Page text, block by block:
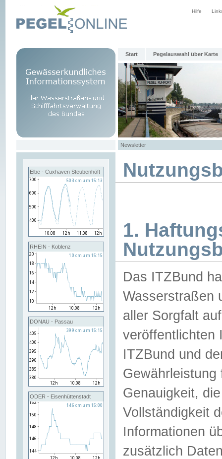
Hilfe
Start Pegelauswahl über Karte
Newsletter
Elbe - Cuxhaven Steubenhöft
RHEIN - Koblenz
DONAU - Passau
ODER - Eisenhüttenstadt
1.
Das ITZBund
Wasserstraßen
aller Sorgfalt
veröffentlichten
ITZBund und
Genauigkeit,
Vollständigkeit
Informationen
zusätzlich